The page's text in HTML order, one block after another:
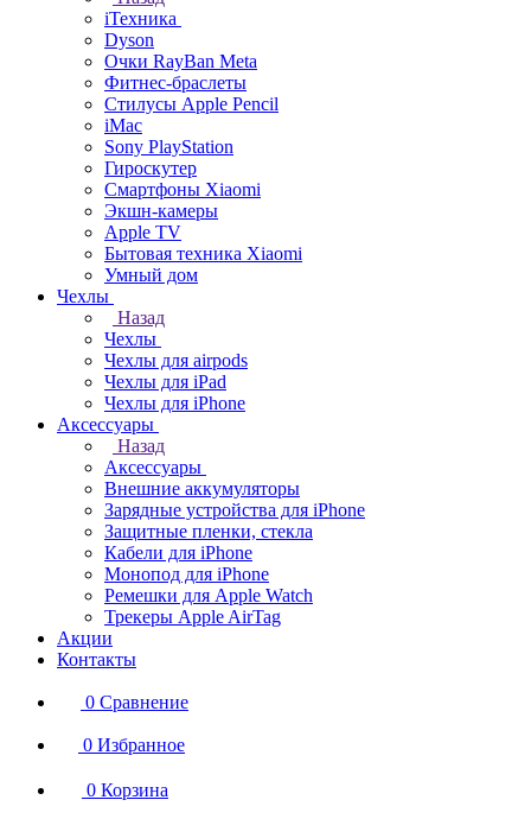
iТехника
Dyson
Очки RayBan Meta
Фитнес-браслеты
Стилусы Apple Pencil
iMac
Sony PlayStation
Гироскутер
Смартфоны Xiaomi
Экшн-камеры
Apple TV
Бытовая техника Xiaomi
Умный дом
Чехлы
Назад
Чехлы
Чехлы для airpods
Чехлы для iPad
Чехлы для iPhone
Аксессуары
Назад
Аксессуары
Внешние аккумуляторы
Зарядные устройства для iPhone
Защитные пленки, стекла
Кабели для iPhone
Монопод для iPhone
Ремешки для Apple Watch
Трекеры Apple AirTag
Акции
Контакты
0 Сравнение
0 Избранное
0 Корзина